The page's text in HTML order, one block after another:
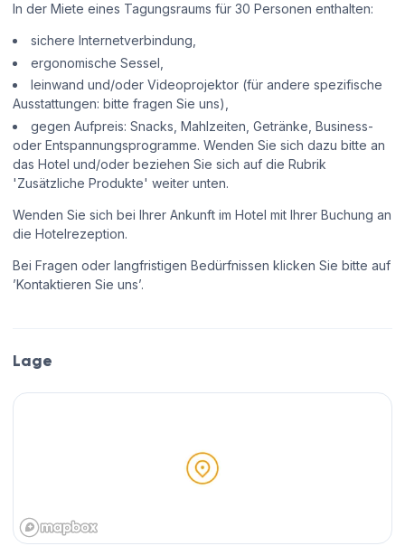
In der Miete eines Tagungsraums für 30 Personen enthalten:
sichere Internetverbindung,
ergonomische Sessel,
leinwand und/oder Videoprojektor (für andere spezifische
Ausstattungen: bitte fragen Sie uns),
gegen Aufpreis: Snacks, Mahlzeiten, Getränke, Business-
oder Entspannungsprogramme. Wenden Sie sich dazu bitte an
das Hotel und/oder beziehen Sie sich auf die Rubrik
'Zusätzliche Produkte' weiter unten.
Wenden Sie sich bei Ihrer Ankunft im Hotel mit Ihrer Buchung an
die Hotelrezeption.
Bei Fragen oder langfristigen Bedürfnissen klicken Sie bitte auf
’Kontaktieren Sie uns’.
Lage